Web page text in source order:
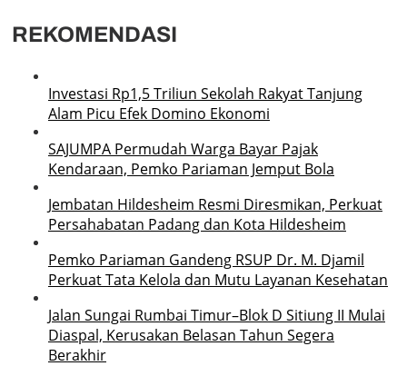
REKOMENDASI
Investasi Rp1,5 Triliun Sekolah Rakyat Tanjung
Alam Picu Efek Domino Ekonomi
SAJUMPA Permudah Warga Bayar Pajak
Kendaraan, Pemko Pariaman Jemput Bola
Jembatan Hildesheim Resmi Diresmikan, Perkuat
Persahabatan Padang dan Kota Hildesheim
Pemko Pariaman Gandeng RSUP Dr. M. Djamil
Perkuat Tata Kelola dan Mutu Layanan Kesehatan
Jalan Sungai Rumbai Timur–Blok D Sitiung II Mulai
Diaspal, Kerusakan Belasan Tahun Segera
Berakhir